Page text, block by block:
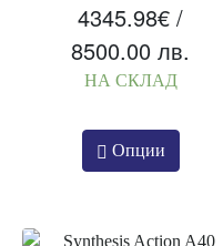
4345.98€ /
8500.00 лв.
НА СКЛАД
Опции